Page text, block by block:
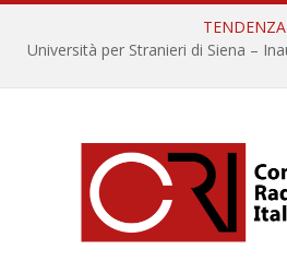
TENDENZA